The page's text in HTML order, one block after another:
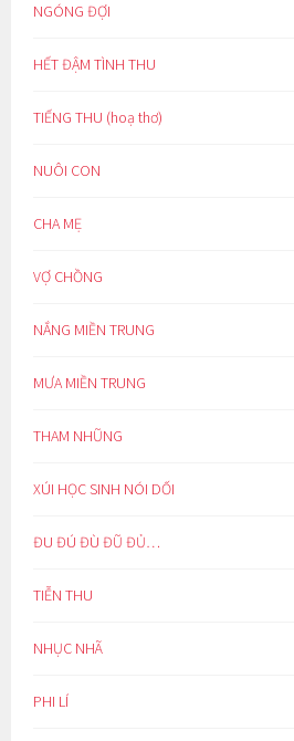
NGÓNG ĐỢI
HẾT ĐẬM TÌNH THU
TIẾNG THU (hoạ thơ)
NUÔI CON
CHA MẸ
VỢ CHỒNG
NẮNG MIỀN TRUNG
MƯA MIỀN TRUNG
THAM NHŨNG
XÚI HỌC SINH NÓI DỐI
ĐU ĐÚ ĐÙ ĐŨ ĐỦ…
TIỄN THU
NHỤC NHÃ
PHI LÍ